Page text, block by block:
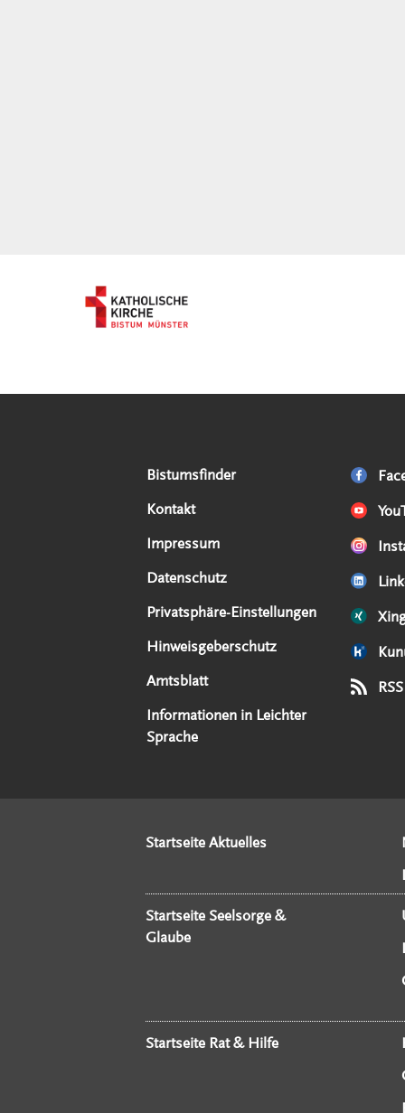
Serviceangebote
Bistumsfinder
Kontakt
Impressum
Datenschutz
Privatsphäre-Einstellungen
Hinweisgeberschutz
Amtsblatt
Informationen in Leichter
Sprache
Social Media Angebote
Externe Links
Startseite Aktuelles
Startseite Seelsorge &
Glaube
Startseite Rat & Hilfe